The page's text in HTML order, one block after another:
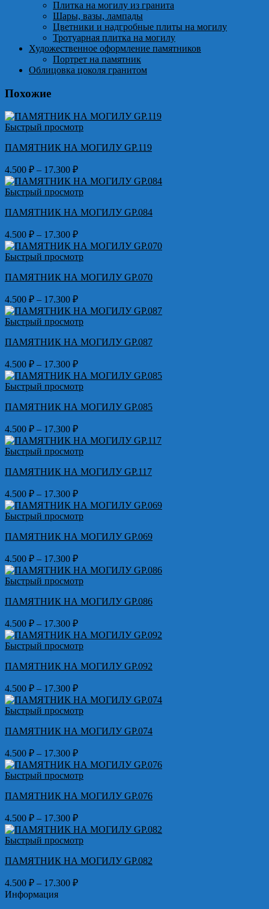
Плитка на могилу из гранита
Шары, вазы, лампады
Цветники и надгробные плиты на могилу
Тротуарная плитка на могилу
Художественное оформление памятников
Портрет на памятник
Облицовка цоколя гранитом
Похожие
Быстрый просмотр
ПАМЯТНИК НА МОГИЛУ GP.119
4.500 ₽ – 17.300 ₽Диапазон
цен:
4.500 ₽
17.300 ₽
Быстрый просмотр
ПАМЯТНИК НА МОГИЛУ GP.084
4.500 ₽ – 17.300 ₽Диапазон
цен:
4.500 ₽
17.300 ₽
Быстрый просмотр
ПАМЯТНИК НА МОГИЛУ GP.070
4.500 ₽ – 17.300 ₽Диапазон
цен:
4.500 ₽
17.300 ₽
Быстрый просмотр
ПАМЯТНИК НА МОГИЛУ GP.087
4.500 ₽ – 17.300 ₽Диапазон
цен:
4.500 ₽
17.300 ₽
Быстрый просмотр
ПАМЯТНИК НА МОГИЛУ GP.085
4.500 ₽ – 17.300 ₽Диапазон
цен:
4.500 ₽
17.300 ₽
Быстрый просмотр
ПАМЯТНИК НА МОГИЛУ GP.117
4.500 ₽ – 17.300 ₽Диапазон
цен:
4.500 ₽
17.300 ₽
Быстрый просмотр
ПАМЯТНИК НА МОГИЛУ GP.069
4.500 ₽ – 17.300 ₽Диапазон
цен:
4.500 ₽
17.300 ₽
Быстрый просмотр
ПАМЯТНИК НА МОГИЛУ GP.086
4.500 ₽ – 17.300 ₽Диапазон
цен:
4.500 ₽
17.300 ₽
Быстрый просмотр
ПАМЯТНИК НА МОГИЛУ GP.092
4.500 ₽ – 17.300 ₽Диапазон
цен:
4.500 ₽
17.300 ₽
Быстрый просмотр
ПАМЯТНИК НА МОГИЛУ GP.074
4.500 ₽ – 17.300 ₽Диапазон
цен:
4.500 ₽
17.300 ₽
Быстрый просмотр
ПАМЯТНИК НА МОГИЛУ GP.076
4.500 ₽ – 17.300 ₽Диапазон
цен:
4.500 ₽
17.300 ₽
Быстрый просмотр
ПАМЯТНИК НА МОГИЛУ GP.082
4.500 ₽ – 17.300 ₽Диапазон
Информация